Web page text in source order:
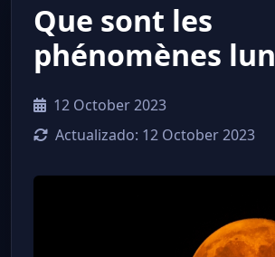
Que sont les
phénomènes
12 October 2023
Actualizado: 12 October 2023